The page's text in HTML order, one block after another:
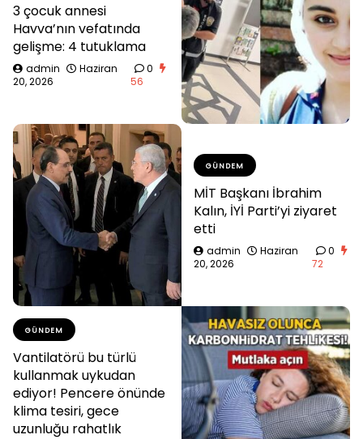
3 çocuk annesi
Havva’nın vefatında
gelişme: 4 tutuklama
admin
Haziran
20, 2026
0
56
GÜNDEM
MİT Başkanı İbrahim
Kalın, İYİ Parti’yi ziyaret
etti
admin
Haziran
20, 2026
0
72
GÜNDEM
Vantilatörü bu türlü
kullanmak uykudan
ediyor! Pencere önünde
klima tesiri, gece
uzunluğu rahatlık